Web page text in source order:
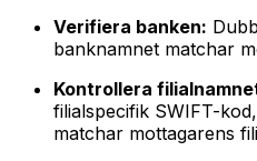
Verifiera banken:
banknamnet matchar
Kontrollera
filialspecifik SWIFT-
matchar mottagarens